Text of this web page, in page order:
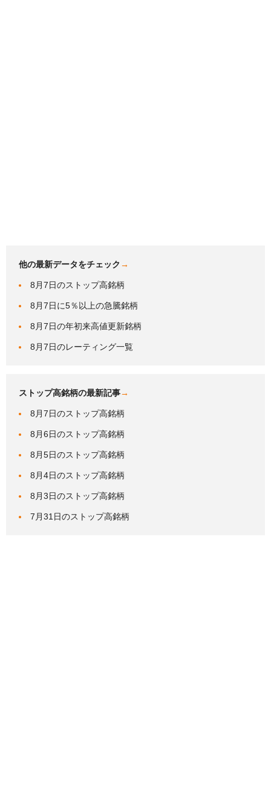
他の最新データをチェック →
8月7日のストップ高銘柄
8月7日に5％以上の急騰銘柄
8月7日の年初来高値更新銘柄
8月7日のレーティング一覧
ストップ高銘柄の最新記事→
8月7日のストップ高銘柄
8月6日のストップ高銘柄
8月5日のストップ高銘柄
8月4日のストップ高銘柄
8月3日のストップ高銘柄
7月31日のストップ高銘柄